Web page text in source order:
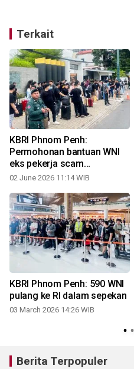
Terkait
KBRI Phnom Penh:
Permohonan bantuan WNI
eks pekerja scam
meningkat
02 June 2026 11:14 WIB
KBRI Phnom Penh: 590 WNI
pulang ke RI dalam sepekan
03 March 2026 14:26 WIB
Berita Terpopuler